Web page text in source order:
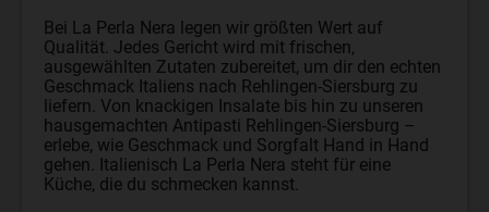
Bei La Perla Nera legen wir größten Wert auf
Qualität. Jedes Gericht wird mit frischen,
ausgewählten Zutaten zubereitet, um dir den echten
Geschmack Italiens nach Rehlingen-Siersburg zu
liefern. Von knackigen Insalate bis hin zu unseren
hausgemachten Antipasti Rehlingen-Siersburg –
erlebe, wie Geschmack und Sorgfalt Hand in Hand
gehen. Italienisch La Perla Nera steht für eine
Küche, die du schmecken kannst.